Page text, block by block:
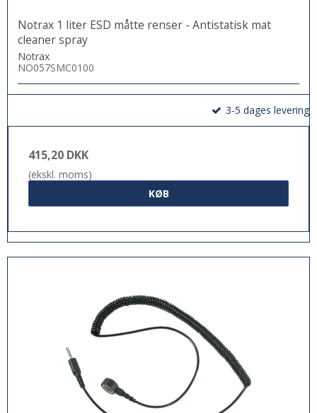
Notrax 1 liter ESD måtte renser - Antistatisk mat
cleaner spray
Notrax
NO057SMC0100
3-5 dages levering
415,20 DKK
(ekskl. moms)
KØB